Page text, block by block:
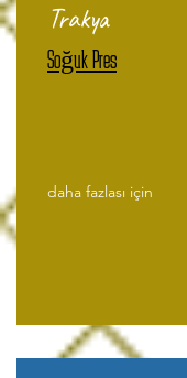
Trakya
Soğuk Pres
daha fazlası için